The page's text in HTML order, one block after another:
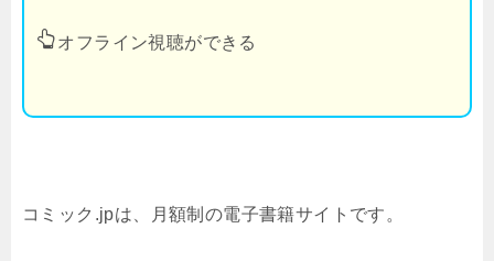
オフライン視聴ができる
コミック.jpは、月額制の電子書籍サイトです。